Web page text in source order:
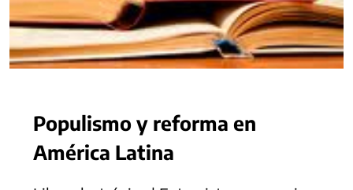
Populismo y reforma en
América Latina